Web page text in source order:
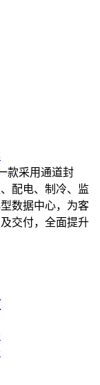
款采用通道封
配电、制冷、监
数据中心，为客
交付，全面提升